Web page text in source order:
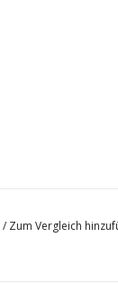
/ Zum Vergleich